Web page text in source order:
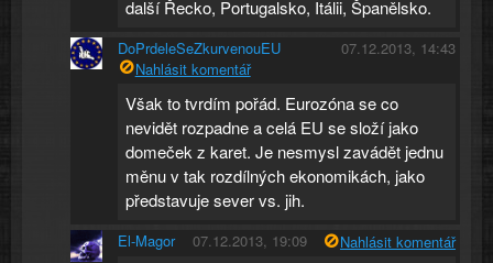
další Řecko, Portugalsko, Itálii, Španělsko.
DoPrdeleSeZkurvenouEU
07.12.2013, 14:43
Nahlásit komentář
Však to tvrdím pořád. Eurozóna se co
nevidět rozpadne a celá EU se složí jako
domeček z karet. Je nesmysl zavádět jednu
měnu v tak rozdílných ekonomikách, jako
představuje sever vs. jih.
El-Magor 07.12.2013, 19:09 Nahlásit komentář